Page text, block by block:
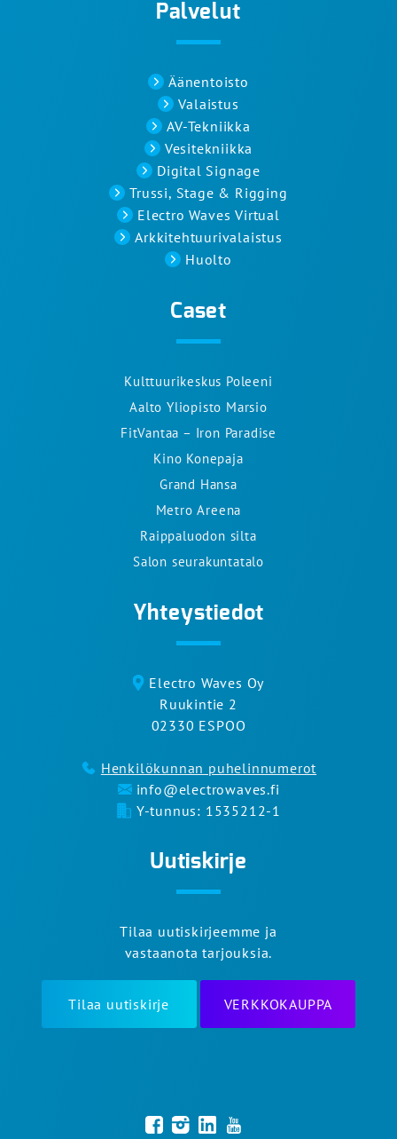
Palvelut
Äänentoisto
Valaistus
AV-Tekniikka
Vesitekniikka
Digital Signage
Trussi, Stage & Rigging
Electro Waves Virtual
Arkkitehtuurivalaistus
Huolto
Caset
Kulttuurikeskus Poleeni
Aalto Yliopisto Marsio
FitVantaa – Iron Paradise
Kino Konepaja
Grand Hansa
Metro Areena
Raippaluodon silta
Salon seurakuntatalo
Yhteystiedot
Electro Waves Oy
Ruukintie 2
02330 ESPOO
Henkilökunnan puhelinnumerot
info@electrowaves.fi
Y-tunnus: 1535212-1
Uutiskirje
Tilaa uutiskirjeemme ja
vastaanota tarjouksia.
Tilaa uutiskirje VERKKOKAUPPA